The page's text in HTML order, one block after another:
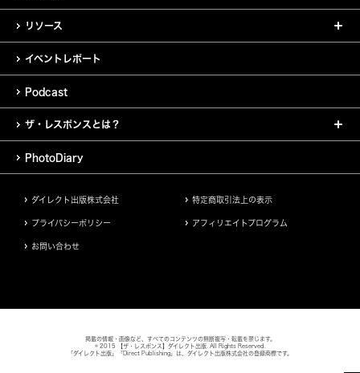
リソース
イベントレポート
Podcast
ザ・レスポンスとは？
PhotoDiary
ダイレクト出版株式会社 特定商取引法上の表示
プライバシーポリシー アフィリエイトプログラム
お問い合わせ
掲載の情報・画像など、すべてのコンテンツの無断複写・転載を禁じます。
© 2015 【ザ・レスポンス】ダイレクト出版. All Rights Reserved.
「ダイレクト出版」「Direct Publishing」は、ダイレクト出版株式会社の登録商標です。